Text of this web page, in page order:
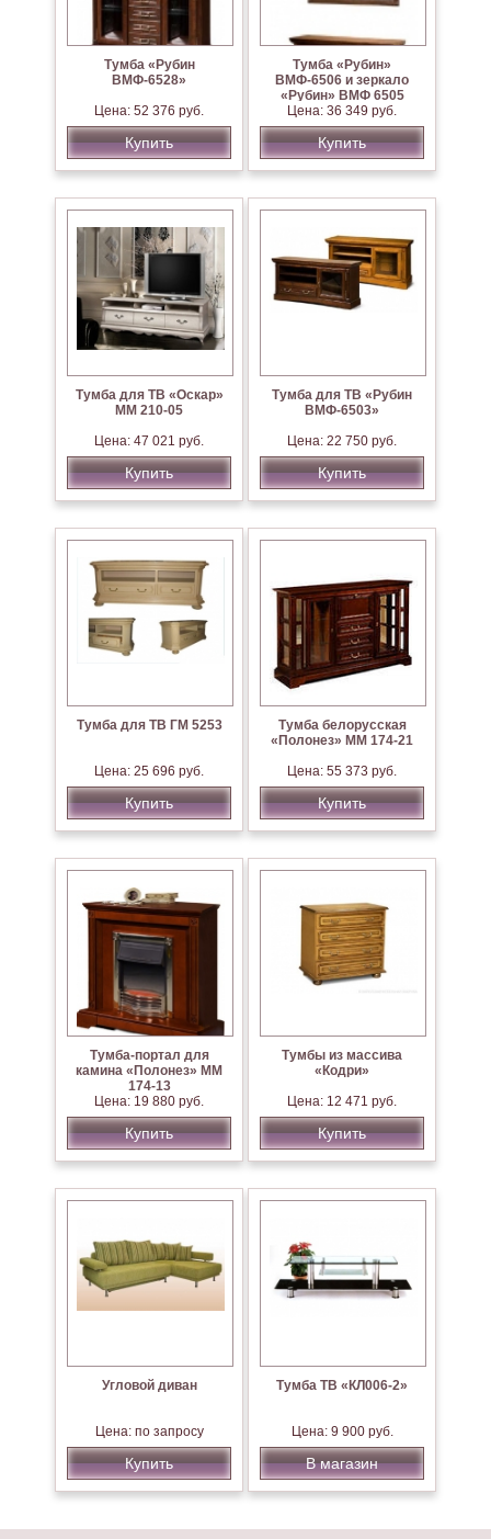
Тумба «Рубин
ВМФ-6528»
Цена: 52 376 руб.
Купить
Тумба «Рубин»
ВМФ-6506 и зеркало
«Рубин» ВМФ 6505
Цена: 36 349 руб.
Купить
Тумба для ТВ «Оскар»
ММ 210-05
Цена: 47 021 руб.
Купить
Тумба для ТВ «Рубин
ВМФ-6503»
Цена: 22 750 руб.
Купить
Тумба для ТВ ГМ 5253
Цена: 25 696 руб.
Купить
Тумба белорусская
«Полонез» ММ 174-21
Цена: 55 373 руб.
Купить
Тумба-портал для
камина «Полонез» ММ
174-13
Цена: 19 880 руб.
Купить
Тумбы из массива
«Кодри»
Цена: 12 471 руб.
Купить
Угловой диван
Цена: по запросу
Купить
Тумба ТВ «КЛ006-2»
Цена: 9 900 руб.
В магазин